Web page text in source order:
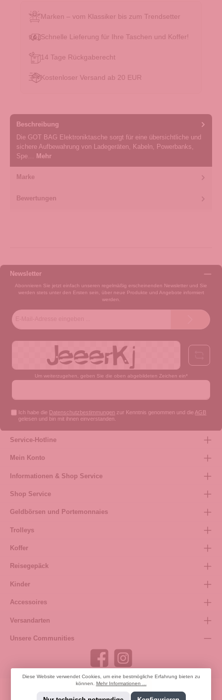
Marken – vom Klassiker bis zum Trendsetter
Schnelle Lieferung für Ihre Taschen und Koffer!
14 Tage Rückgaberecht
Kostenloser Versand ab 20 EUR
Beschreibung
Die GOT BAG Elektroniktasche sorgt für eine übersichtliche und
sichere Aufbewahrung von Ladegeräten, Kabeln, Powerbanks,
Spe… Mehr
Marke
Bewertungen
Newsletter
Abonnieren Sie jetzt einfach unseren regelmäßig erscheinenden Newsletter und Sie
werden stets unter den Ersten sein, über neue Produkte und Angebote informiert
werden.
Um weiterzugehen, geben Sie die oben abgebildeten Zeichen ein*
Ich habe die Datenschutzbestimmungen zur Kenntnis genommen und die AGB
gelesen und bin mit ihnen einverstanden.
Service-Hotline
Mein Konto
Informationen & Shop Service
Shop Service
Geldbörsen und Portemonnaies
Trolleys
Koffer
Reisegepäck
Kinder
Accessoires
Versandarten
Unsere Communities
Bestellung widerrufen
Diese Website verwendet Cookies, um eine bestmögliche Erfahrung bieten zu
können. Mehr Informationen ...